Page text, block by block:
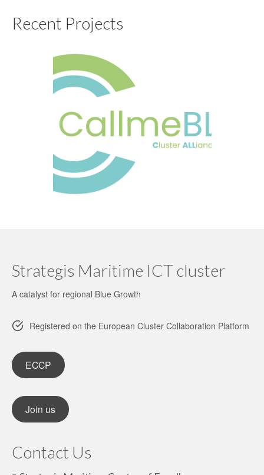
Recent Projects
Strategis Maritime ICT cluster
A catalyst for regional Blue Growth
Registered on the European Cluster Collaboration Platform
ECCP
Join us
Contact Us